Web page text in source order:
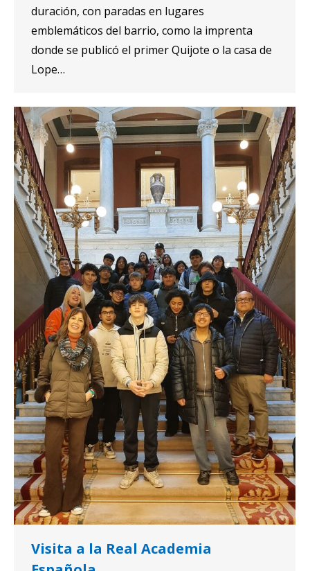
duración, con paradas en lugares
emblemáticos del barrio, como la imprenta
donde se publicó el primer Quijote o la casa de
Lope…
Visita a la Real Academia